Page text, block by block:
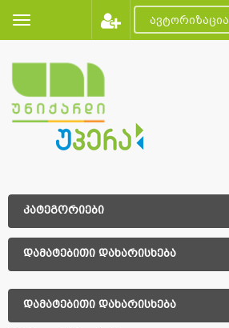
ავტორიზაცია
კატეგორიები
დამატებითი დახარისხება
დამატებითი დახარისხება